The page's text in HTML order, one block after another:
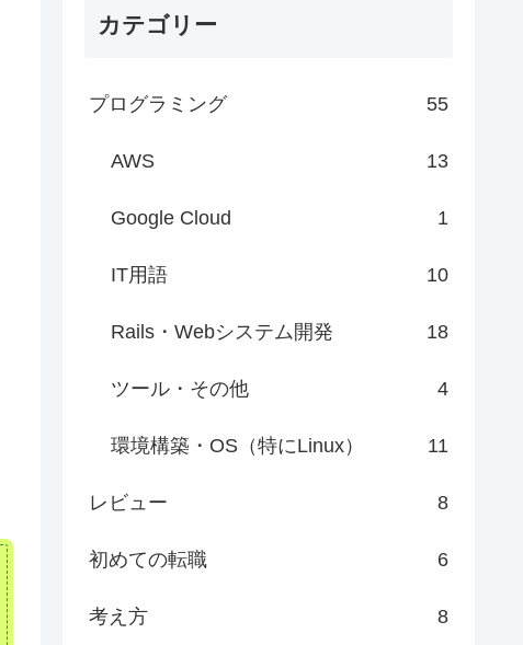
カテゴリー
プログラミング 55
AWS 13
Google Cloud 1
IT用語 10
Rails・Webシステム開発 18
ツール・その他 4
環境構築・OS（特にLinux） 11
レビュー 8
初めての転職 6
考え方 8